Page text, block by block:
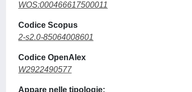
WOS:000466617500011
Codice Scopus
2-s2.0-85064008601
Codice OpenAlex
W2922490577
Appare nelle tipologie: